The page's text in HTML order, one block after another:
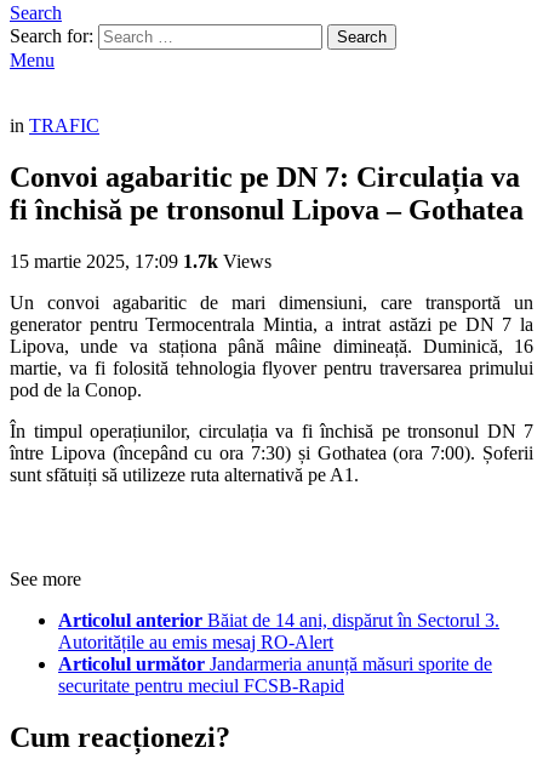
Search
Search for:
Search
Menu
in TRAFIC
Convoi agabaritic pe DN 7: Circulația va
fi închisă pe tronsonul Lipova – Gothatea
15 martie 2025, 17:09 1.7k Views
Un convoi agabaritic de mari dimensiuni, care transportă un
generator pentru Termocentrala Mintia, a intrat astăzi pe DN 7 la
Lipova, unde va staționa până mâine dimineață. Duminică, 16
martie, va fi folosită tehnologia flyover pentru traversarea primului
pod de la Conop.
În timpul operațiunilor, circulația va fi închisă pe tronsonul DN 7
între Lipova (începând cu ora 7:30) și Gothatea (ora 7:00). Șoferii
sunt sfătuiți să utilizeze ruta alternativă pe A1.
See more
Articolul anterior Băiat de 14 ani, dispărut în Sectorul 3.
Autoritățile au emis mesaj RO-Alert
Articolul următor Jandarmeria anunță măsuri sporite de
securitate pentru meciul FCSB-Rapid
Cum reacționezi?